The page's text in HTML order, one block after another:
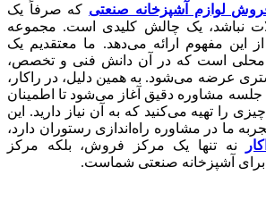
لوازم آشپزخانه صنعتی که صرفاً یک
نباشد، یک چالش کلیدی است. مجموعه
این مفهوم ارائه می‌دهد. ما معتقدیم یک
است که در آن دانش فنی و تخصص،
عرضه می‌شود. به همین دلیل، در راکار،
مشاوره دقیق آغاز می‌شود تا اطمینان
را تهیه می‌کنید که به آن نیاز دارید. این
ما در مشاوره راه‌اندازی رستوران دارد،
نه تنها یک مرکز فروش، بلکه مرکز
برای آشپزخانه صنعتی شماست.